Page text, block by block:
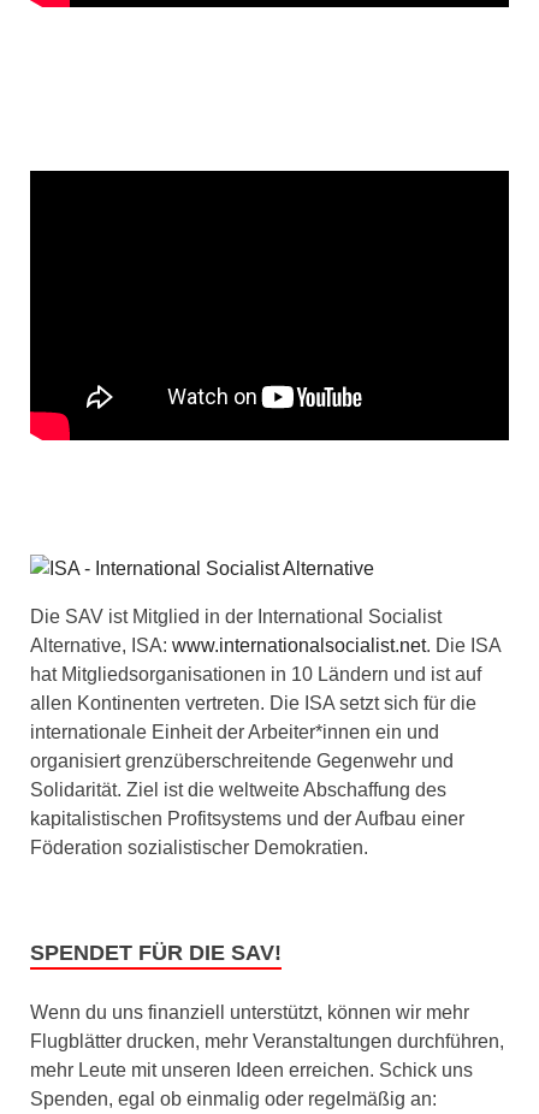
Die SAV ist Mitglied in der International Socialist
Alternative, ISA: www.internationalsocialist.net. Die ISA
hat Mitgliedsorganisationen in 10 Ländern und ist auf
allen Kontinenten vertreten. Die ISA setzt sich für die
internationale Einheit der Arbeiter*innen ein und
organisiert grenzüberschreitende Gegenwehr und
Solidarität. Ziel ist die weltweite Abschaffung des
kapitalistischen Profitsystems und der Aufbau einer
Föderation sozialistischer Demokratien.
SPENDET FÜR DIE SAV!
Wenn du uns finanziell unterstützt, können wir mehr
Flugblätter drucken, mehr Veranstaltungen durchführen,
mehr Leute mit unseren Ideen erreichen. Schick uns
Spenden, egal ob einmalig oder regelmäßig an: